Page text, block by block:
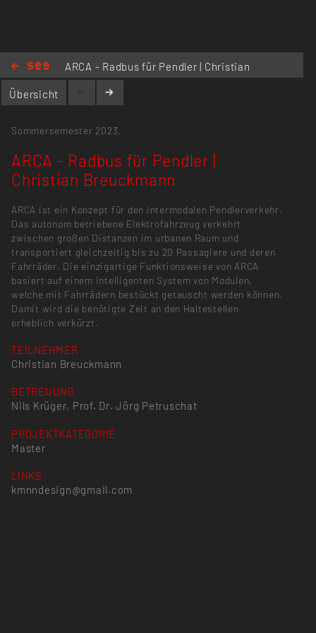
ARCA - Radbus für Pendler | Christian
Breuckmann
Übersicht
kmnndesign@gmail.com
Sommersemester 2023,
ARCA - Radbus für Pendler |
Christian Breuckmann
ARCA ist ein Konzept für den intermodalen Pendlerverkehr.
Das autonom betriebene Elektrofahrzeug verkehrt
zwischen großen Distanzen im urbanen Raum und
transportiert gleichzeitig bis zu 20 Passagiere und deren
Fahrräder. Die einzigartige Funktionsweise von ARCA
basiert auf einem intelligenten System von Modulen,
welche mit Fahrrädern bestückt getauscht werden können.
Damit wird die benötigte Zeit an den Haltestellen
erheblich verkürzt.
TEILNEHMER
Christian Breuckmann
BETREUUNG
Nils Krüger, Prof. Dr. Jörg Petruschat
PROJEKTKATEGORIE
Master
LINKS
kmnndesign@gmail.com